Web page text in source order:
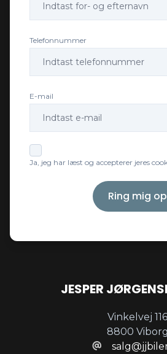
Telefonnummer
E-mail
Ja, jeg har læst og accepterer jeres
Ring mig op
JESPER
Vinkelvej 116
8800 Viborg